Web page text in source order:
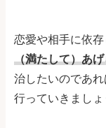
恋愛や相手に依存
（満たして）あ
治したいのであ
行っていきましょ